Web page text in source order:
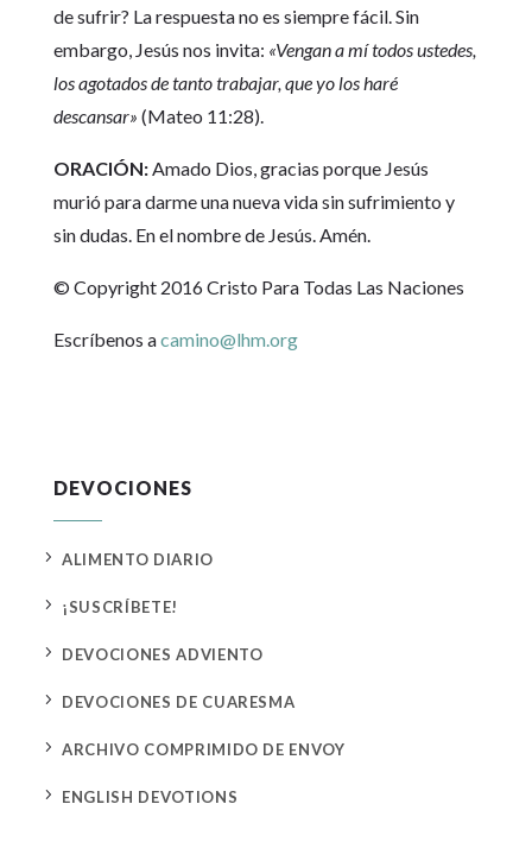
de sufrir? La respuesta no es siempre fácil. Sin
embargo, Jesús nos invita: «Vengan a mí todos ustedes,
los agotados de tanto trabajar, que yo los haré
descansar» (Mateo 11:28).
ORACIÓN:Amado Dios, gracias porque Jesús
murió para darme una nueva vida sin sufrimiento y
sin dudas. En el nombre de Jesús. Amén.
© Copyright 2016 Cristo Para Todas Las Naciones
Escríbenos acamino@lhm.org
DEVOCIONES
5 ALIMENTO DIARIO
5 ¡SUSCRÍBETE!
5 DEVOCIONES ADVIENTO
5 DEVOCIONES DE CUARESMA
5 ARCHIVO COMPRIMIDO DE ENVOY
5 ENGLISH DEVOTIONS